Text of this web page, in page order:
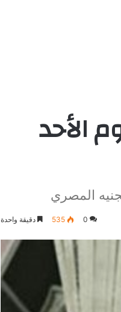
الأحد
0
535 دقيقة واحدة